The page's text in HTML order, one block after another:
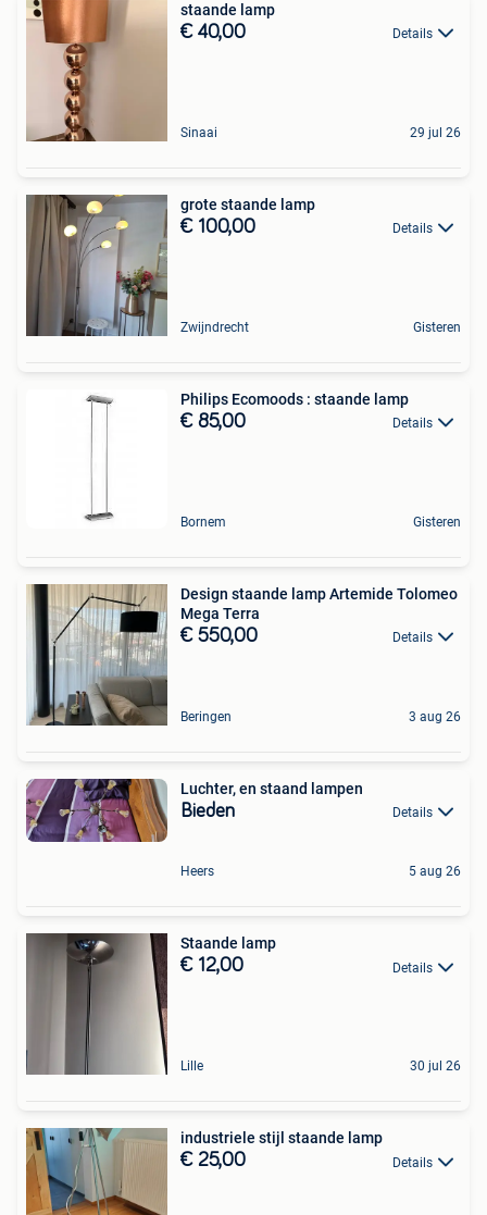
staande lamp
€ 40,00 Details
Sinaai 29 jul 26
grote staande lamp
€ 100,00 Details
Zwijndrecht Gisteren
Philips Ecomoods : staande lamp
€ 85,00 Details
Bornem Gisteren
Design staande lamp Artemide Tolomeo
Mega Terra
€ 550,00 Details
Beringen 3 aug 26
Luchter, en staand lampen
Bieden Details
Heers 5 aug 26
Staande lamp
€ 12,00 Details
Lille 30 jul 26
industriele stijl staande lamp
€ 25,00 Details